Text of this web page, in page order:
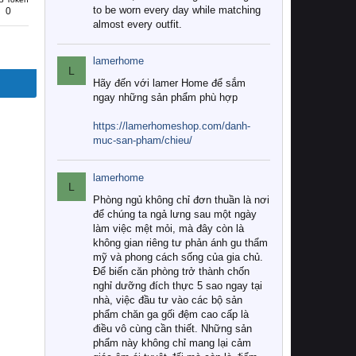
0
to be worn every day while matching
almost every outfit.
L
lamerhome
Hãy đến với lamer Home để sắm
ngay những sản phẩm phù hợp
https://lamerhomeshop.com/danh-
muc-san-pham/chieu/
L
lamerhome
Phòng ngủ không chỉ đơn thuần là nơi
để chúng ta ngả lưng sau một ngày
làm việc mệt mỏi, mà đây còn là
không gian riêng tư phản ánh gu thẩm
mỹ và phong cách sống của gia chủ.
Để biến căn phòng trở thành chốn
nghỉ dưỡng đích thực 5 sao ngay tại
nhà, việc đầu tư vào các bộ sản
phẩm chăn ga gối đệm cao cấp là
điều vô cùng cần thiết. Những sản
phẩm này không chỉ mang lại cảm